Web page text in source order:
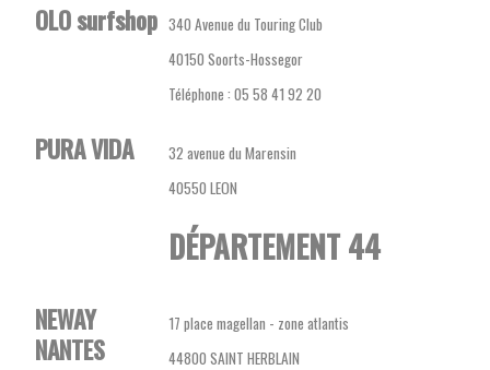
OLO surfshop 340 Avenue du Touring Club
40150 Soorts-Hossegor
Téléphone : 05 58 41 92 20
PURA VIDA
32 avenue du Marensin
40550 LEON
DÉPARTEMENT 44
NEWAY
NANTES
17 place magellan - zone atlantis
44800 SAINT HERBLAIN